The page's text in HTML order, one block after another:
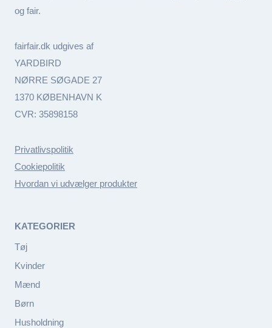
og fair.
fairfair.dk udgives af
YARDBIRD
NØRRE SØGADE 27
1370 KØBENHAVN K
CVR: 35898158
Privatlivspolitik
Cookiepolitik
Hvordan vi udvælger produkter
KATEGORIER
Tøj
Kvinder
Mænd
Børn
Husholdning